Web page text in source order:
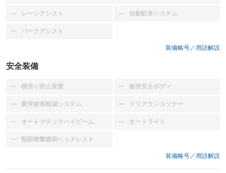
レーンアシスト
：装備なし 自動駐車システム
：装備なし
パークアシスト
：装備なし
装備略号／用語解説
安全装備
横滑り防止装置
：装備なし 衝突安全ボディ
：装備なし
衝突被害軽減システム
：装備なし クリアランスソナー
：装備なし
オートマチックハイビーム
：装備なし オートライト
：装備なし
頸部衝撃緩和ヘッドレスト
：装備なし
装備略号／用語解説